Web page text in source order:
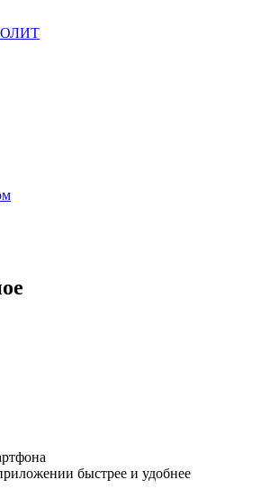
быстрее и удобнее